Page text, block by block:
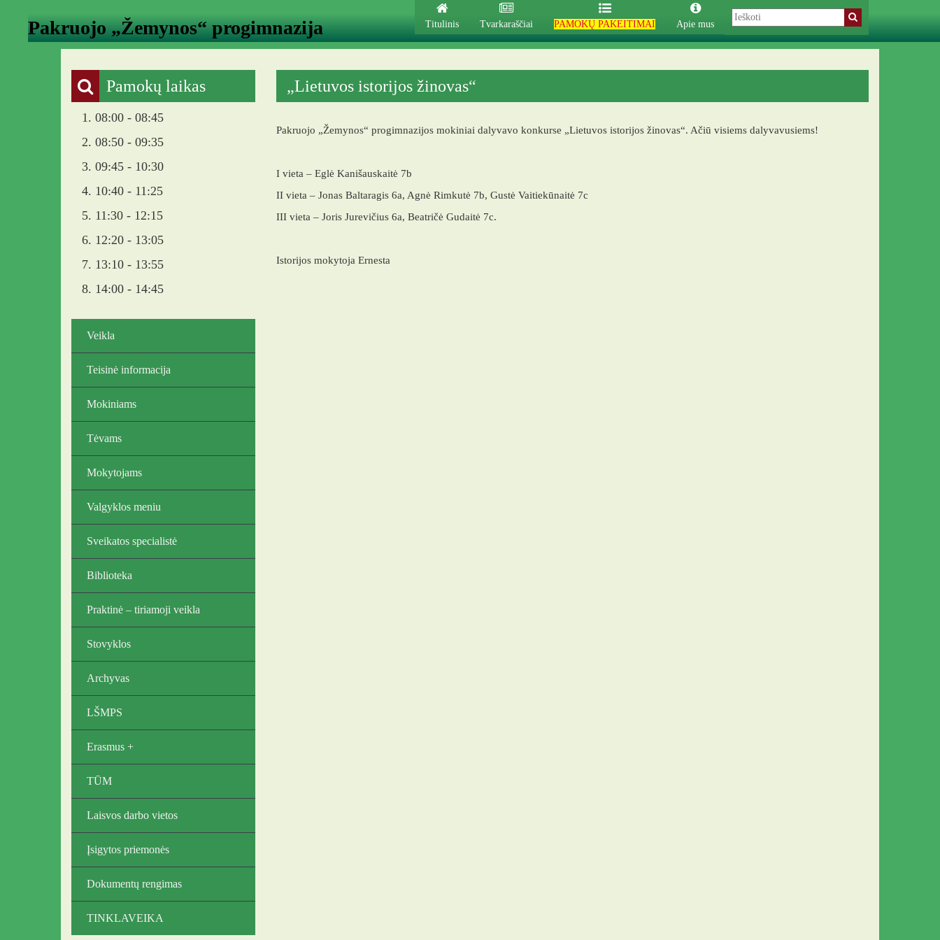
Titulinis Tvarkaraščiai PAMOKŲ PAKEITIMAI Apie mus
Pakruojo „Žemynos“ progimnazija
Pamokų laikas
1. 08:00 - 08:45
2. 08:50 - 09:35
3. 09:45 - 10:30
4. 10:40 - 11:25
5. 11:30 - 12:15
6. 12:20 - 13:05
7. 13:10 - 13:55
8. 14:00 - 14:45
Veikla
Teisinė informacija
Mokiniams
Tėvams
Mokytojams
Valgyklos meniu
Sveikatos specialistė
Biblioteka
Praktinė – tiriamoji veikla
Stovyklos
Archyvas
LŠMPS
Erasmus +
TŪM
Laisvos darbo vietos
Įsigytos priemonės
Dokumentų rengimas
TINKLAVEIKA
„Lietuvos istorijos žinovas“
Pakruojo „Žemynos“ progimnazijos mokiniai dalyvavo konkurse „Lietuvos istorijos žinovas“. Ačiū visiems dalyvavusiems!
I vieta – Eglė Kanišauskaitė 7b
II vieta – Jonas Baltaragis 6a, Agnė Rimkutė 7b, Gustė Vaitiekūnaitė 7c
III vieta – Joris Jurevičius 6a, Beatričė Gudaitė 7c.
Istorijos mokytoja Ernesta